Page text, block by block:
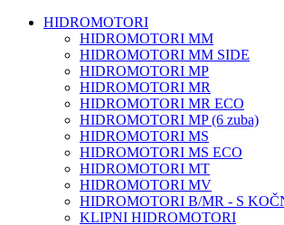
HIDROMOTORI
HIDROMOTORI MM
HIDROMOTORI MM SIDE
HIDROMOTORI MP
HIDROMOTORI MR
HIDROMOTORI MR ECO
HIDROMOTORI MP (6 zuba)
HIDROMOTORI MS
HIDROMOTORI MS ECO
HIDROMOTORI MT
HIDROMOTORI MV
HIDROMOTORI B/MR - S
KLIPNI HIDROMOTORI